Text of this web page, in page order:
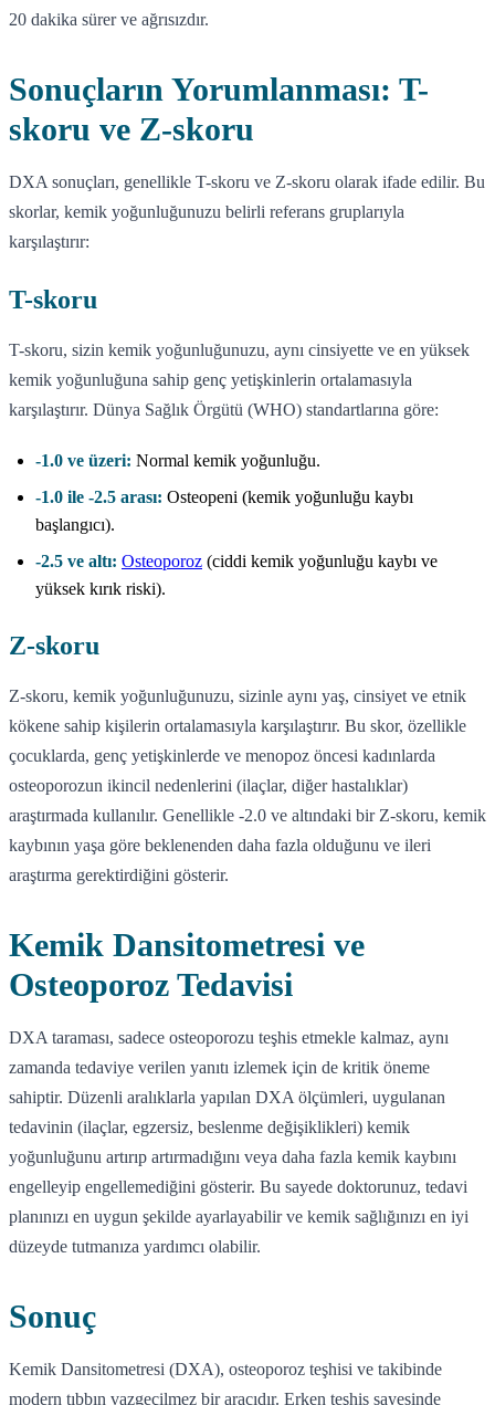
20 dakika sürer ve ağrısızdır.
Sonuçların Yorumlanması: T-
skoru ve Z-skoru
DXA sonuçları, genellikle T-skoru ve Z-skoru olarak ifade edilir. Bu
skorlar, kemik yoğunluğunuzu belirli referans gruplarıyla
karşılaştırır:
T-skoru
T-skoru, sizin kemik yoğunluğunuzu, aynı cinsiyette ve en yüksek
kemik yoğunluğuna sahip genç yetişkinlerin ortalamasıyla
karşılaştırır. Dünya Sağlık Örgütü (WHO) standartlarına göre:
-1.0 ve üzeri: Normal kemik yoğunluğu.
-1.0 ile -2.5 arası: Osteopeni (kemik yoğunluğu kaybı
başlangıcı).
-2.5 ve altı: Osteoporoz (ciddi kemik yoğunluğu kaybı ve
yüksek kırık riski).
Z-skoru
Z-skoru, kemik yoğunluğunuzu, sizinle aynı yaş, cinsiyet ve etnik
kökene sahip kişilerin ortalamasıyla karşılaştırır. Bu skor, özellikle
çocuklarda, genç yetişkinlerde ve menopoz öncesi kadınlarda
osteoporozun ikincil nedenlerini (ilaçlar, diğer hastalıklar)
araştırmada kullanılır. Genellikle -2.0 ve altındaki bir Z-skoru, kemik
kaybının yaşa göre beklenenden daha fazla olduğunu ve ileri
araştırma gerektirdiğini gösterir.
Kemik Dansitometresi ve
Osteoporoz Tedavisi
DXA taraması, sadece osteoporozu teşhis etmekle kalmaz, aynı
zamanda tedaviye verilen yanıtı izlemek için de kritik öneme
sahiptir. Düzenli aralıklarla yapılan DXA ölçümleri, uygulanan
tedavinin (ilaçlar, egzersiz, beslenme değişiklikleri) kemik
yoğunluğunu artırıp artırmadığını veya daha fazla kemik kaybını
engelleyip engellemediğini gösterir. Bu sayede doktorunuz, tedavi
planınızı en uygun şekilde ayarlayabilir ve kemik sağlığınızı en iyi
düzeyde tutmanıza yardımcı olabilir.
Sonuç
Kemik Dansitometresi (DXA), osteoporoz teşhisi ve takibinde
modern tıbbın vazgeçilmez bir aracıdır. Erken teşhis sayesinde